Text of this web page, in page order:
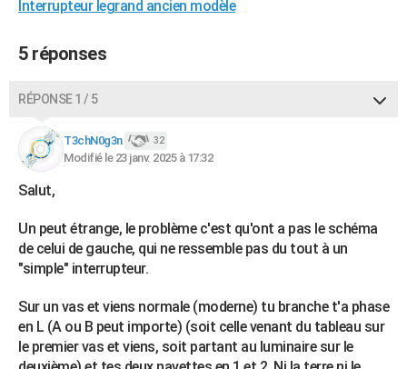
Interrupteur legrand ancien modèle
5 réponses
RÉPONSE 1 / 5
T3chN0g3n 32
Modifié le 23 janv. 2025 à 17:32
Salut,
Un peut étrange, le problème c'est qu'ont a pas le schéma
de celui de gauche, qui ne ressemble pas du tout à un
"simple" interrupteur.
Sur un vas et viens normale (moderne) tu branche t'a phase
en L (A ou B peut importe) (soit celle venant du tableau sur
le premier vas et viens, soit partant au luminaire sur le